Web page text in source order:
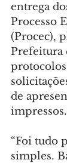
entrega
Processo
(Procec),
Prefeitura
de
impressos.
“Foi tudo
simples.